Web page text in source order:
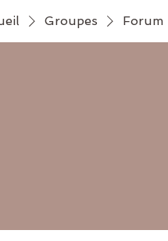
Groupes Forum